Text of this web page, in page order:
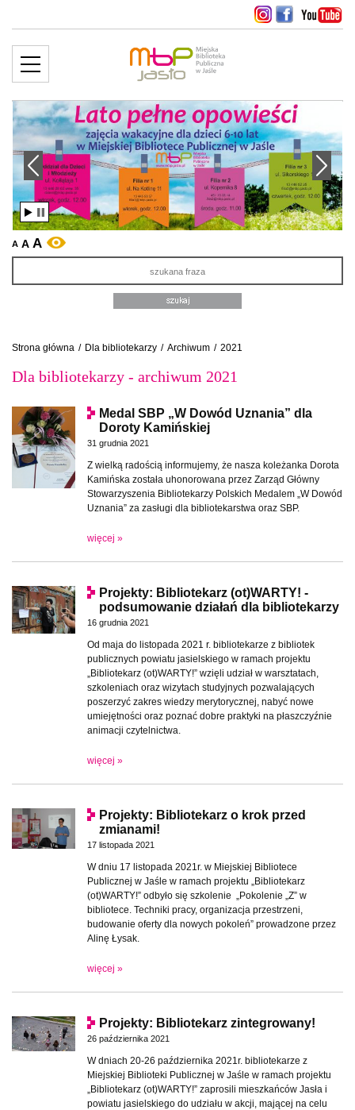
MENU
slajd Następny slajd
A A A WERSJA KONTRASTOWA
Strona główna / Dla bibliotekarzy / Archiwum / 2021
Dla bibliotekarzy - archiwum 2021
Medal SBP „W Dowód Uznania” dla
Doroty Kamińskiej
31 grudnia 2021
Z wielką radością informujemy, że nasza koleżanka Dorota
Kamińska została uhonorowana przez Zarząd Główny
Stowarzyszenia Bibliotekarzy Polskich Medalem „W Dowód
Uznania” za zasługi dla bibliotekarstwa oraz SBP.
więcej »
Projekty: Bibliotekarz (ot)WARTY! -
podsumowanie działań dla bibliotekarzy
16 grudnia 2021
Od maja do listopada 2021 r. bibliotekarze z bibliotek
publicznych powiatu jasielskiego w ramach projektu
„Bibliotekarz (ot)WARTY!” wzięli udział w warsztatach,
szkoleniach oraz wizytach studyjnych pozwalających
poszerzyć zakres wiedzy merytorycznej, nabyć nowe
umiejętności oraz poznać dobre praktyki na płaszczyźnie
animacji czytelnictwa.
więcej »
Projekty: Bibliotekarz o krok przed
zmianami!
17 listopada 2021
W dniu 17 listopada 2021r. w Miejskiej Bibliotece
Publicznej w Jaśle w ramach projektu „Bibliotekarz
(ot)WARTY!” odbyło się szkolenie „Pokolenie „Z” w
bibliotece. Techniki pracy, organizacja przestrzeni,
budowanie oferty dla nowych pokoleń” prowadzone przez
Alinę Łysak.
więcej »
Projekty: Bibliotekarz zintegrowany!
26 października 2021
W dniach 20-26 października 2021r. bibliotekarze z
Miejskiej Biblioteki Publicznej w Jaśle w ramach projektu
„Bibliotekarz (ot)WARTY!” zaprosili mieszkańców Jasła i
powiatu jasielskiego do udziału w akcji, mającej na celu